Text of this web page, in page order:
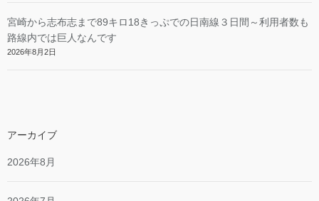
宮崎から志布志まで89キロ18きっぷでの日南線３日間～利用者数も
路線内では巨人なんです
2026年8月2日
アーカイブ
2026年8月